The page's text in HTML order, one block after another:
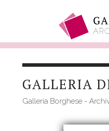
contenutoGALLERIA
Galleria Borghese -